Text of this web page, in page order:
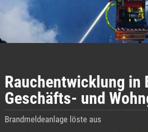
Rauchentwicklung in
Geschäfts- und
Brandmeldeanlage löste aus